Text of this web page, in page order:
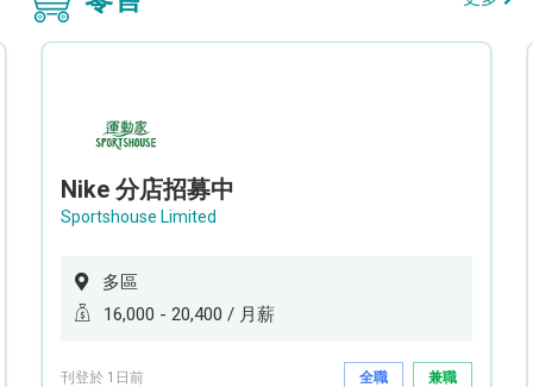
Nike 分店招募中
Sportshouse Limited
多區
16,000 - 20,400 / 月薪
刊登於 1日前 全職 兼職